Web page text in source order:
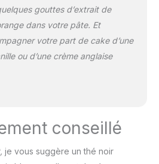
gouttes d’extrait de
dans votre pâte. Et
votre part de cake d’une
ou d’une crème anglaise
conseillé
je vous suggère un thé noir